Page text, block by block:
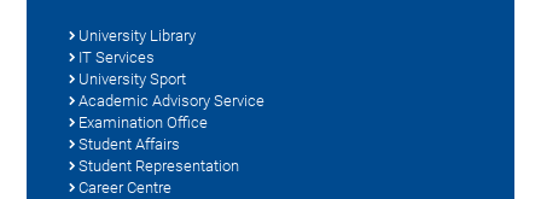
University Library
IT Services
University Sport
Academic Advisory Service
Examination Office
Student Affairs
Student Representation
Career Centre